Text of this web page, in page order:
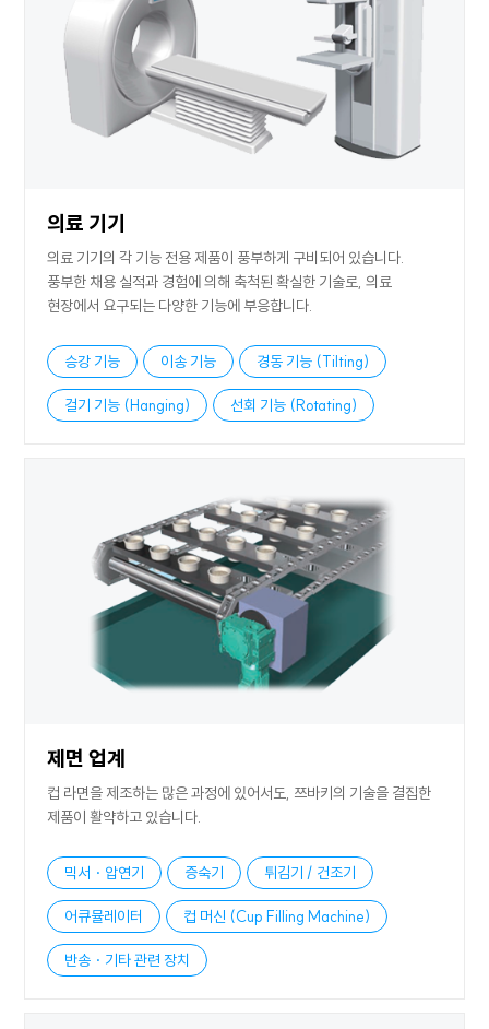
의료 기기
의료 기기의 각 기능 전용 제품이 풍부하게 구비되어 있습니다.
풍부한 채용 실적과 경험에 의해 축척된 확실한 기술로, 의료
현장에서 요구되는 다양한 기능에 부응합니다.
승강 기능 이송 기능 경동 기능 (Tilting)
걸기 기능 (Hanging) 선회 기능 (Rotating)
제면 업계
컵 라면을 제조하는 많은 과정에 있어서도, 쯔바키의 기술을 결집한
제품이 활약하고 있습니다.
믹서・압연기 증숙기 튀김기 / 건조기
어큐뮬레이터 컵 머신 (Cup Filling Machine)
반송・기타 관련 장치